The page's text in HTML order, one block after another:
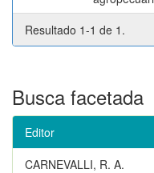
Resultado 1-1 de 1.
Busca facetada
Editor
CARNEVALLI, R. A.